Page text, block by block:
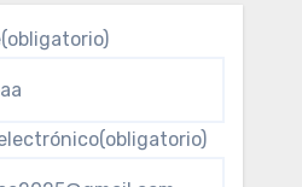
(obligatorio)
(obligatorio)